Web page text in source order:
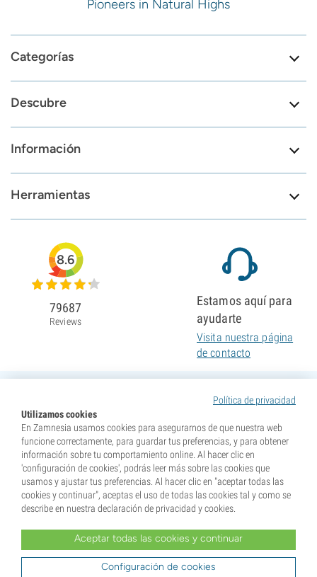
Pioneers in Natural Highs
Categorías
Descubre
Información
Herramientas
Política de privacidad
Utilizamos cookies
En Zamnesia usamos cookies para asegurarnos de que nuestra web
funcione correctamente, para guardar tus preferencias, y para obtener
información sobre tu comportamiento online. Al hacer clic en
'configuración de cookies', podrás leer más sobre las cookies que
usamos y ajustar tus preferencias. Al hacer clic en "aceptar todas las
cookies y continuar", aceptas el uso de todas las cookies tal y como se
describe en nuestra declaración de privacidad y cookies.
Aceptar todas las cookies y continuar
Configuración de cookies
8.6
79687
Reviews
Estamos aquí para
ayudarte
Visita nuestra página
de contacto
* Nuestras semillas se venden como suvenires. La germinación de semillas es ilegal en muchos
tu lugar de residencia y que conoces las normativas locales. También eximes de toda responsabilidad a
Zamnesia si actúas al margen de ellas.